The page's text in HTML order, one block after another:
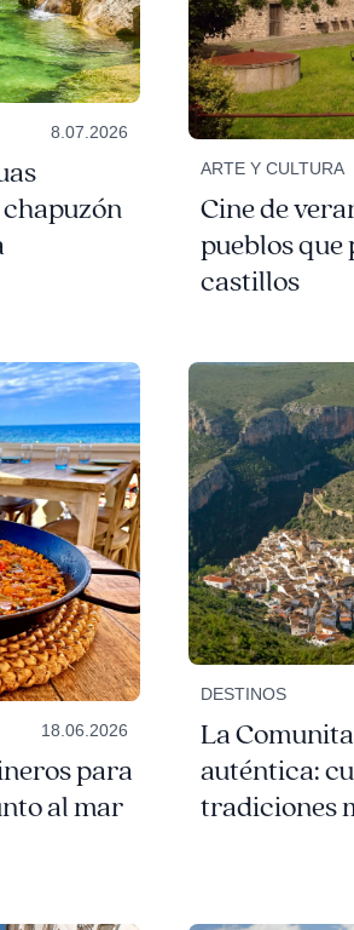
8.07.2026
ARTE Y CULTURA
Cine de
pueblos
castillos
18.06.2026
para
al mar
DESTINOS
La
auténtica:
tradiciones